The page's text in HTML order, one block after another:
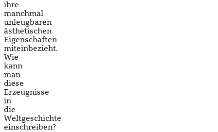
ihre
manchmal
unleugbaren
ästhetischen
Eigenschaften
miteinbezieht.
Wie
kann
man
diese
Erzeugnisse
in
die
Weltgeschichte
einschreiben?